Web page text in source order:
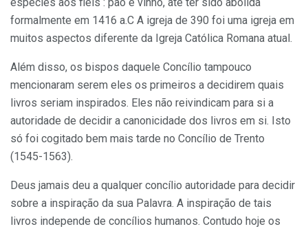
formalmente em 1416 a.C A igreja de 390 foi uma igreja em
muitos aspectos diferente da Igreja Católica Romana atual.
Além disso, os bispos daquele Concílio tampouco
mencionaram serem eles os primeiros a decidirem quais
livros seriam inspirados. Eles não reivindicam para si a
autoridade de decidir a canonicidade dos livros em si. Isto
só foi cogitado bem mais tarde no Concílio de Trento
(1545-1563).
Deus jamais deu a qualquer concílio autoridade para decidir
sobre a inspiração da sua Palavra. A inspiração de tais
livros independe de concílios humanos. Contudo hoje os